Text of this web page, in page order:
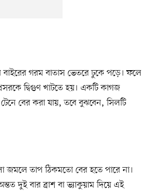
বাইরের গরম বাতাস ভেতরে ঢুকে পড়ে। ফলে
দ্বিগুণ খাটতে হয়। একটি কাগজ
বের করা যায়, তবে বুঝবেন, সিলটি
জমলে তাপ ঠিকমতো বের হতে পারে না।
দুই বার ব্রাশ বা ভ্যাকুয়াম দিয়ে এই